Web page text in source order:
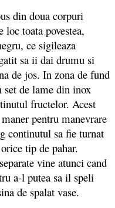
din doua corpuri
loc toata povestea,
ce sigileaza
sa ii dai drumu si
de jos. In zona de fund
set de lame din inox
fructelor. Acest
pentru manevrare
continutul sa fie turnat
tip de pahar.
vine atunci cand
a-l putea sa il speli
de spalat vase.